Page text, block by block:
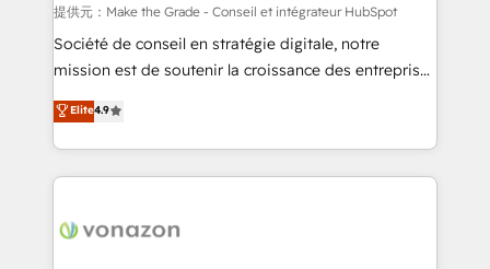
tableaux de bord - Onboarding, audit &
optimisation - Intégrations métiers (ERP, téléphonie,
e-commerce) - Formation & accompagnement au
et grandes entreprises en France et à l'international,
dans des secteurs variés : SaaS, immobilier,
提供元：Make the Grade - Conseil et intégrateur HubSpot
Société de conseil en stratégie digitale, notre
mission est de soutenir la croissance des entreprises
B2B à travers l’acquisition de nouveaux clients,
l'intégration CRM et le développement des revenus
auprès de vos comptes existants. En France et à
l'international, nous travaillons avec des ETI
delà d’une simple transformation digitale et des
Elite4.9